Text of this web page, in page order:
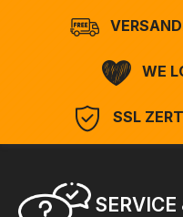
WE
SSL